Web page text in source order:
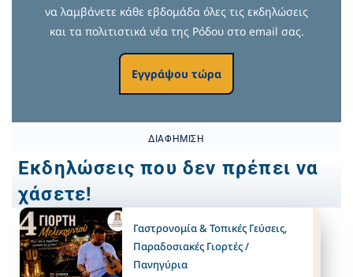
να λαμβάνετε κάθε εβδομάδα όλες τις εκδηλώσεις
και τα πολιτιστικά νέα της Ρόδου στο email σας.
Εγγράψου τώρα
ΔΙΑΦΉΜΙΣΗ
Εκδηλώσεις που δεν πρέπει να
χάσετε!
Γαστρονομία & Τοπικές Γεύσεις,
Παραδοσιακές Γιορτές /
Πανηγύρια